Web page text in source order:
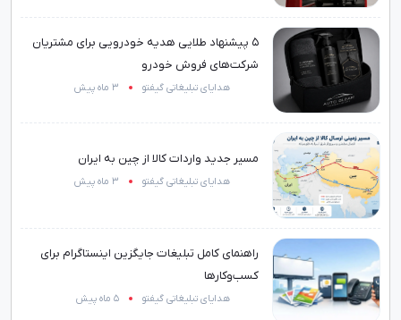
۵ پیشنهاد طلایی هدیه خودرویی برای مشتریان
شرکت‌های فروش خودرو
هدایای تبلیغاتی گیفتو 3 ماه پیش
مسیر جدید واردات کالا از چین به ایران
هدایای تبلیغاتی گیفتو 3 ماه پیش
راهنمای کامل تبلیغات جایگزین اینستاگرام برای
کسب‌وکارها
هدایای تبلیغاتی گیفتو 5 ماه پیش